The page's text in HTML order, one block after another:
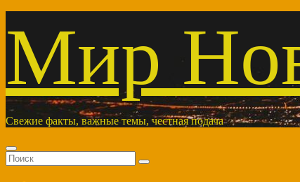
к
содержимому
Мир
Свежие факты, важные темы, честная подача